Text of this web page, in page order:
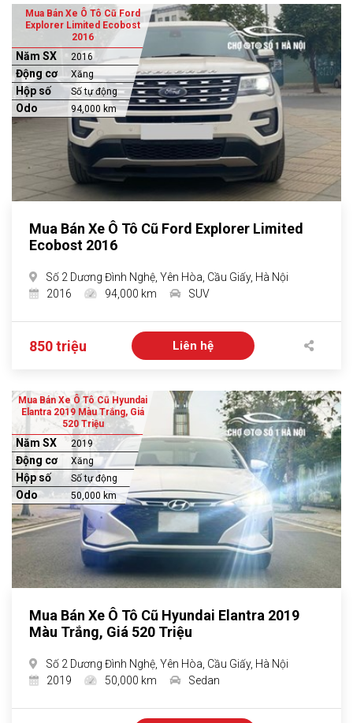
Mua Bán Xe Ô Tô Cũ Ford
Explorer Limited Ecobost
2016
Năm SX 2016
Động cơ Xăng
Hộp số Số tự động
Odo 94,000 km
Mua Bán Xe Ô Tô Cũ Ford Explorer Limited
Ecobost 2016
Số 2 Dương Đình Nghệ, Yên Hòa, Cầu Giấy, Hà Nội
2016
94,000 km SUV
850 triệu Liên hệ
Mua Bán Xe Ô Tô Cũ Hyundai
Elantra 2019 Màu Trắng, Giá
520 Triệu
Năm SX 2019
Động cơ Xăng
Hộp số Số tự động
Odo 50,000 km
Mua Bán Xe Ô Tô Cũ Hyundai Elantra 2019
Màu Trắng, Giá 520 Triệu
Số 2 Dương Đình Nghệ, Yên Hòa, Cầu Giấy, Hà Nội
2019
50,000 km Sedan